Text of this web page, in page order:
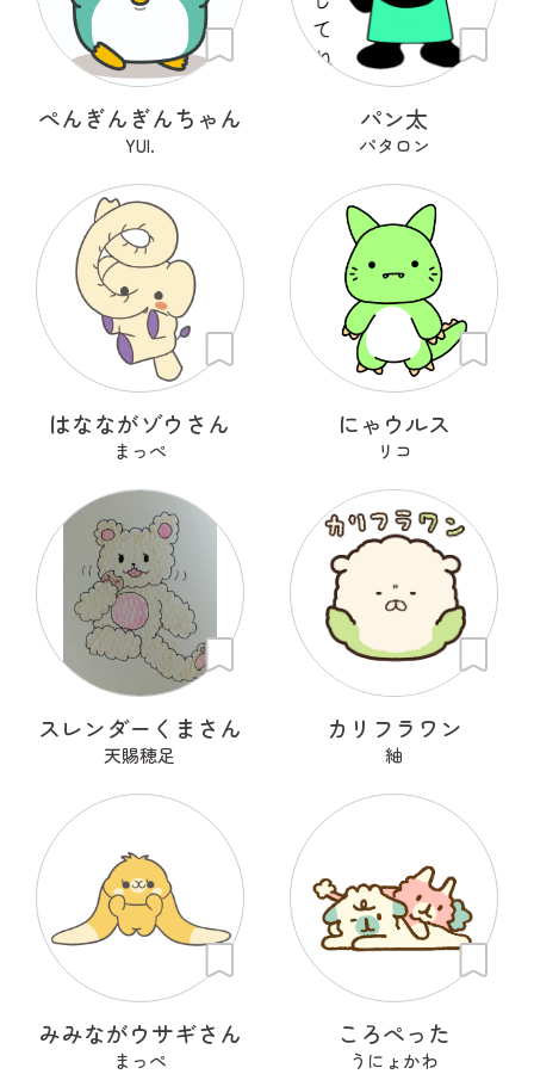
ぺんぎんぎんちゃん
YUI.
パン太
パタロン
はなながゾウさん
まっぺ
にゃウルス
リコ
スレンダーくまさん
天賜穂足
カリフラワン
紬
みみながウサギさん
まっぺ
ころぺった
うにょかわ